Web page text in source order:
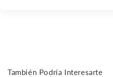
También Podría Interesarte